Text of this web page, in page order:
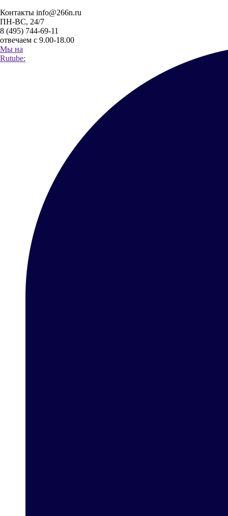
Контакты info@266n.ru
ПН-ВС, 24/7
8 (495) 744-69-11
отвечаем с 9.00-18.00
Мы на
Rutube: